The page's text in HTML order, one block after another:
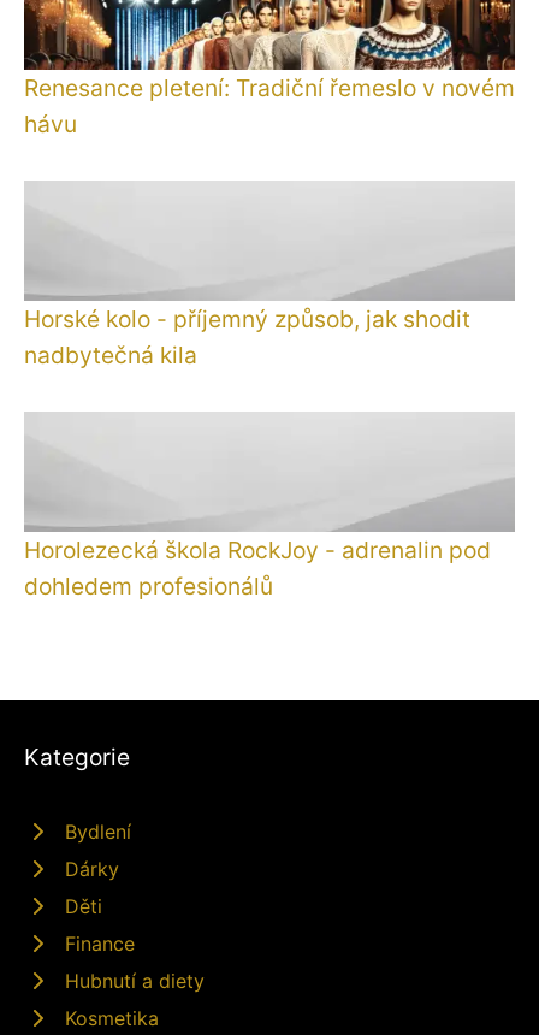
Renesance pletení: Tradiční řemeslo v novém
hávu
Horské kolo - příjemný způsob, jak shodit
nadbytečná kila
Horolezecká škola RockJoy - adrenalin pod
dohledem profesionálů
Kategorie
Bydlení
Dárky
Děti
Finance
Hubnutí a diety
Kosmetika